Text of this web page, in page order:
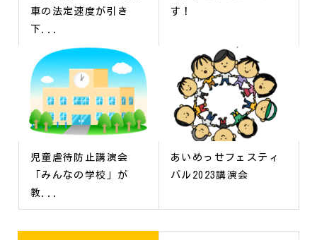
車の法定速度が引き
下...
す！
児童虐待防止講演会
「みんなの学校」が
教...
あいめっせフェスティ
バル2023講演会